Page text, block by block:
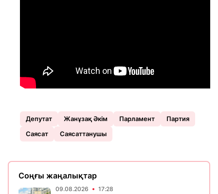
Депутат Жанұзақ Әкім Парламент
Партия
Саясат
Саясаттанушы
Соңғы жаңалықтар
09.08.2026 17:28